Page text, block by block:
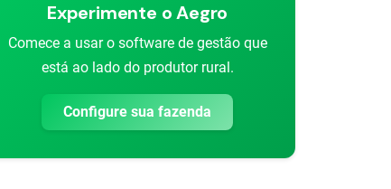
Experimente o Aegro
Comece a usar o software de gestão que
está ao lado do produtor rural.
Configure sua fazenda